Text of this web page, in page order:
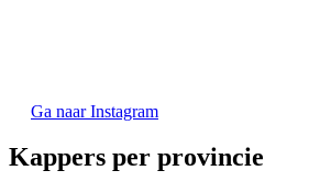
Ga naar Instagram
Kappers per provincie